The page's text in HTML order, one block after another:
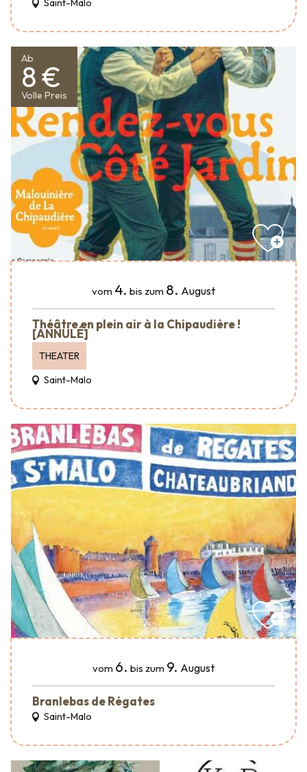
Saint-Malo
Ab
8 €
Volle Preis
vom 4. bis zum 8. August
Théâtre en plein air à la Chipaudière !
[ANNULÉ]
THEATER
Saint-Malo
vom 6. bis zum 9. August
Branlebas de Régates
Saint-Malo